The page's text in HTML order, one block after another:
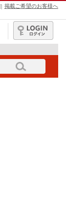
掲載ご希望のお客様へ
ログイン